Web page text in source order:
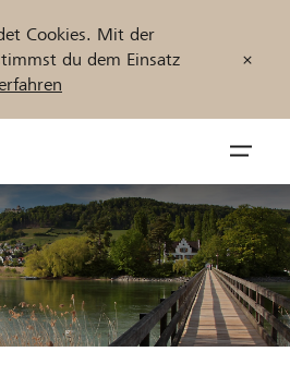
Cookies. Mit der
du dem Einsatz
öffnen
finden
starten